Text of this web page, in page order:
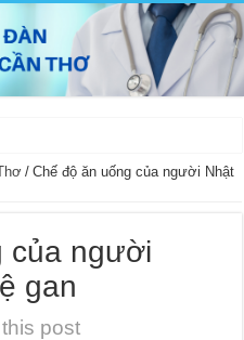
/ Chế độ ăn uống của người Nhật
của người
gan
post